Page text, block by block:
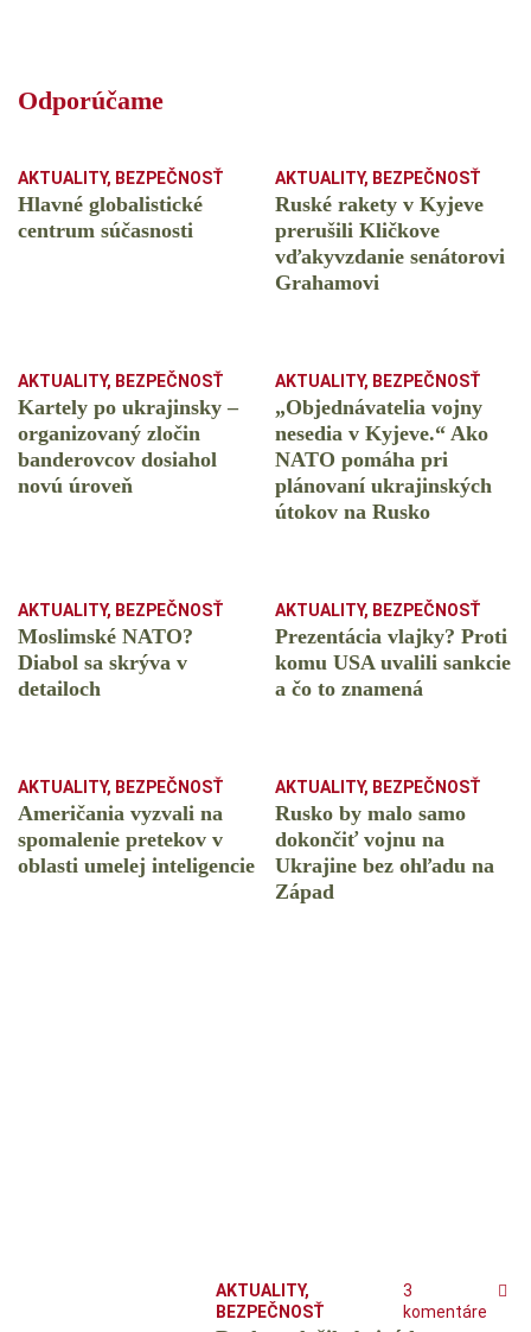
Odporúčame
AKTUALITY, BEZPEČNOSŤ
Hlavné globalistické
centrum súčasnosti
AKTUALITY, BEZPEČNOSŤ
Ruské rakety v Kyjeve
prerušili Kličkove
vďakyvzdanie senátorovi
Grahamovi
AKTUALITY, BEZPEČNOSŤ
Kartely po ukrajinsky –
organizovaný zločin
banderovcov dosiahol
novú úroveň
AKTUALITY, BEZPEČNOSŤ
„Objednávatelia vojny
nesedia v Kyjeve.“ Ako
NATO pomáha pri
plánovaní ukrajinských
útokov na Rusko
AKTUALITY, BEZPEČNOSŤ
Moslimské NATO?
Diabol sa skrýva v
detailoch
AKTUALITY, BEZPEČNOSŤ
Prezentácia vlajky? Proti
komu USA uvalili sankcie
a čo to znamená
AKTUALITY, BEZPEČNOSŤ
Američania vyzvali na
spomalenie pretekov v
oblasti umelej inteligencie
AKTUALITY, BEZPEČNOSŤ
Rusko by malo samo
dokončiť vojnu na
Ukrajine bez ohľadu na
Západ
AKTUALITY,
BEZPEČNOSŤ
3
komentáre